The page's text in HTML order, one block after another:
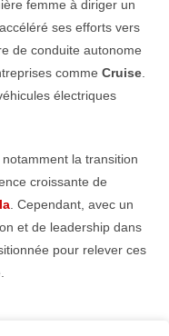
femme à diriger un
ses efforts vers
de conduite autonome
comme Cruise.
électriques
la transition
croissante de
. Cependant, avec un
et de leadership dans
pour relever ces